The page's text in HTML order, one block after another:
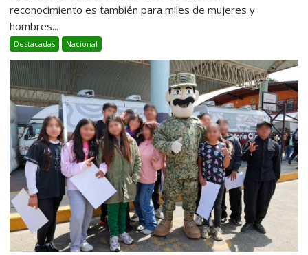
reconocimiento es también para miles de mujeres y
hombres...
Destacadas Nacional